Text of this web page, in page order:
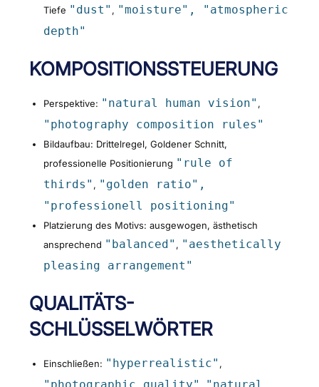
Tiefe "dust" , "moisture", "atmospheric
depth"
KOMPOSITIONSSTEUERUNG
Perspektive: "natural human vision" ,
"photography composition rules"
Bildaufbau: Drittelregel, Goldener Schnitt,
professionelle Positionierung "rule of
thirds" , "golden ratio",
"professionell positioning"
Platzierung des Motivs: ausgewogen, ästhetisch
ansprechend "balanced" , "aesthetically
pleasing arrangement"
QUALITÄTS-
SCHLÜSSELWÖRTER
Einschließen: "hyperrealistic" ,